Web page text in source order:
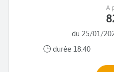
du 25/01/
durée 18:40
A